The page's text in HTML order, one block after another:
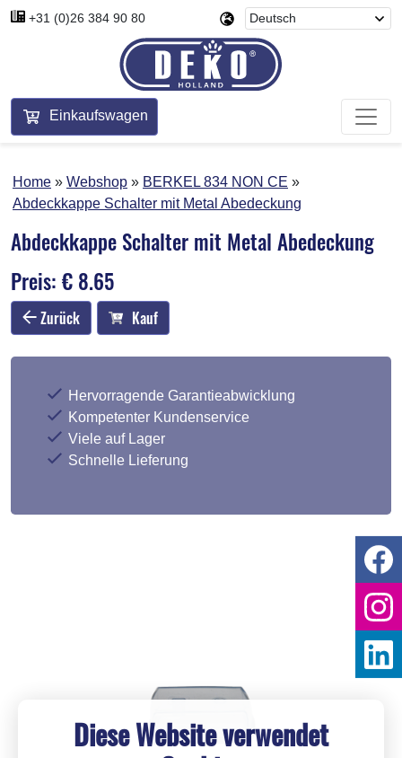
+31 (0)26 384 90 80
Einkaufswagen
Home Webshop
BERKEL 834 NON CE
Abdeckkappe Schalter mit Metal Abedeckung
Abdeckkappe Schalter mit Metal Abedeckung
Preis: € 8.65
Zurück Kauf
Hervorragende Garantieabwicklung
Kompetenter Kundenservice
Viele auf Lager
Schnelle Lieferung
Diese Website verwendet